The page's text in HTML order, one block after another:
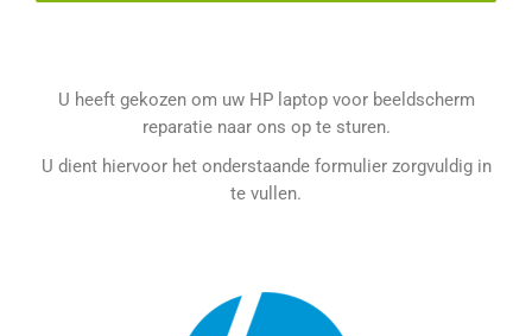
U heeft gekozen om uw HP laptop voor beeldscherm
reparatie naar ons op te sturen.
U dient hiervoor het onderstaande formulier zorgvuldig in
te vullen.